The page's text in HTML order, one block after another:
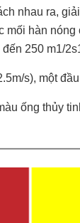
nhau ra,
hàn
250 m1/
s), một
ống thủy